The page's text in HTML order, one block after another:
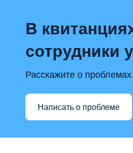
В
сотрудники
Расскажите о
Написать о проблеме